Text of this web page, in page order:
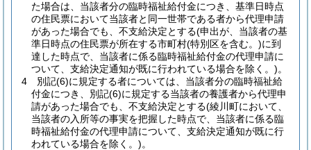
た場合は、当該者分の臨時福祉給付金につき、基準日時点
の住民票において当該者と同一世帯である者から代理申請
があった場合でも、不支給決定とする(申出が、当該者の基
準日時点の住民票が所在する市町村(特別区を含む。)に到
達した時点で、当該者に係る臨時福祉給付金の代理申請に
ついて、支給決定通知が既に行われている場合を除く。)。
4
別記(6)に規定する者については、当該者分の臨時福祉給
付金につき、別記(6)に規定する当該者の養護者から代理申
請があった場合でも、不支給決定とする(綾川町において、
当該者の入所等の事実を把握した時点で、当該者に係る臨
時福祉給付金の代理申請について、支給決定通知が既に行
われている場合を除く。)。